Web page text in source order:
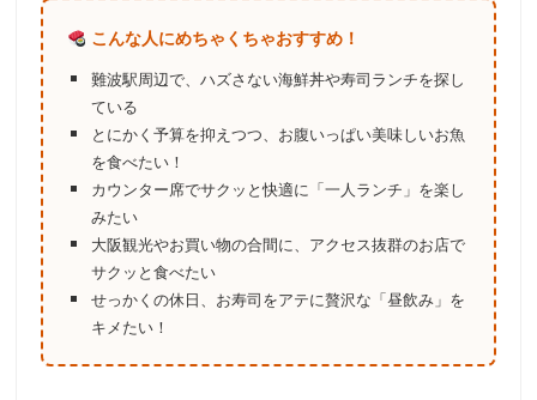
こんな人にめちゃくちゃおすすめ！
難波駅周辺で、ハズさない海鮮丼や寿司ランチを探し
ている
とにかく予算を抑えつつ、お腹いっぱい美味しいお魚
を食べたい！
カウンター席でサクッと快適に「一人ランチ」を楽し
みたい
大阪観光やお買い物の合間に、アクセス抜群のお店で
サクッと食べたい
せっかくの休日、お寿司をアテに贅沢な「昼飲み」を
キメたい！